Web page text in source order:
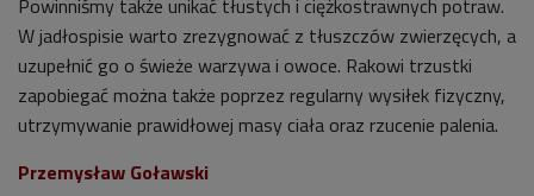
Powinniśmy także unikać tłustych i ciężkostrawnych potraw.
W jadłospisie warto zrezygnować z tłuszczów zwierzęcych, a
uzupełnić go o świeże warzywa i owoce. Rakowi trzustki
zapobiegać można także poprzez regularny wysiłek fizyczny,
utrzymywanie prawidłowej masy ciała oraz rzucenie palenia.
Przemysław Goławski